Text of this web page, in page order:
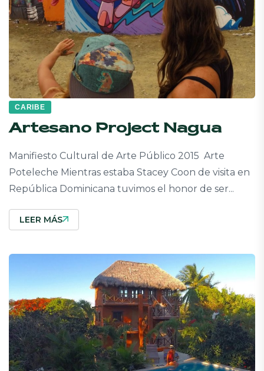
CARIBE
Artesano Project Nagua
Manifiesto Cultural de Arte Público 2015 Arte
Poteleche Mientras estaba Stacey Coon de visita en
República Dominicana tuvimos el honor de ser...
LEER MÁS